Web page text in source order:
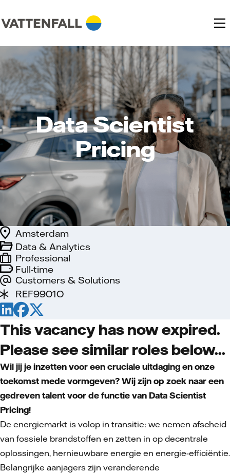
Data Scientist
Pricing
Full-time
Customers & Solutions
Data & Analytics
Amsterdam
Professional
REF9901O
This vacancy has now expired.
Please see similar roles below...
Wil jij je inzetten voor een cruciale uitdaging en onze
toekomst mede vormgeven? Wij zijn op zoek naar een
gedreven talent voor de functie van Data Scientist
Pricing!
De energiemarkt is volop in transitie: we nemen afscheid
van fossiele brandstoffen en zetten in op decentrale
oplossingen, hernieuwbare energie en energie-efficiëntie.
Belangrijke aanjagers zijn veranderende